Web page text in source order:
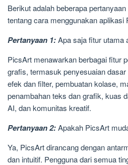
Berikut adalah beberapa
tentang cara menggunakan aplikasi
Pertanyaan 1:Apa saja fitur utama
PicsArt menawarkan berbagai fitur
grafis, termasuk penyesuaian
efek dan filter, pembuatan kolase,
penambahan teks dan grafik, kuas
AI, dan komunitas kreatif.
Pertanyaan 2:Apakah PicsArt
Ya, PicsArt dirancang dengan
dan intuitif. Pengguna dari semua